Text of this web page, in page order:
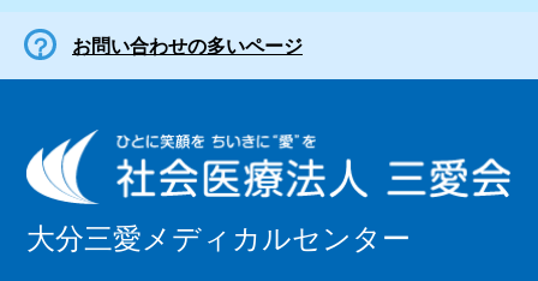
お問い合わせの多いページ
大分三愛メディカルセンター